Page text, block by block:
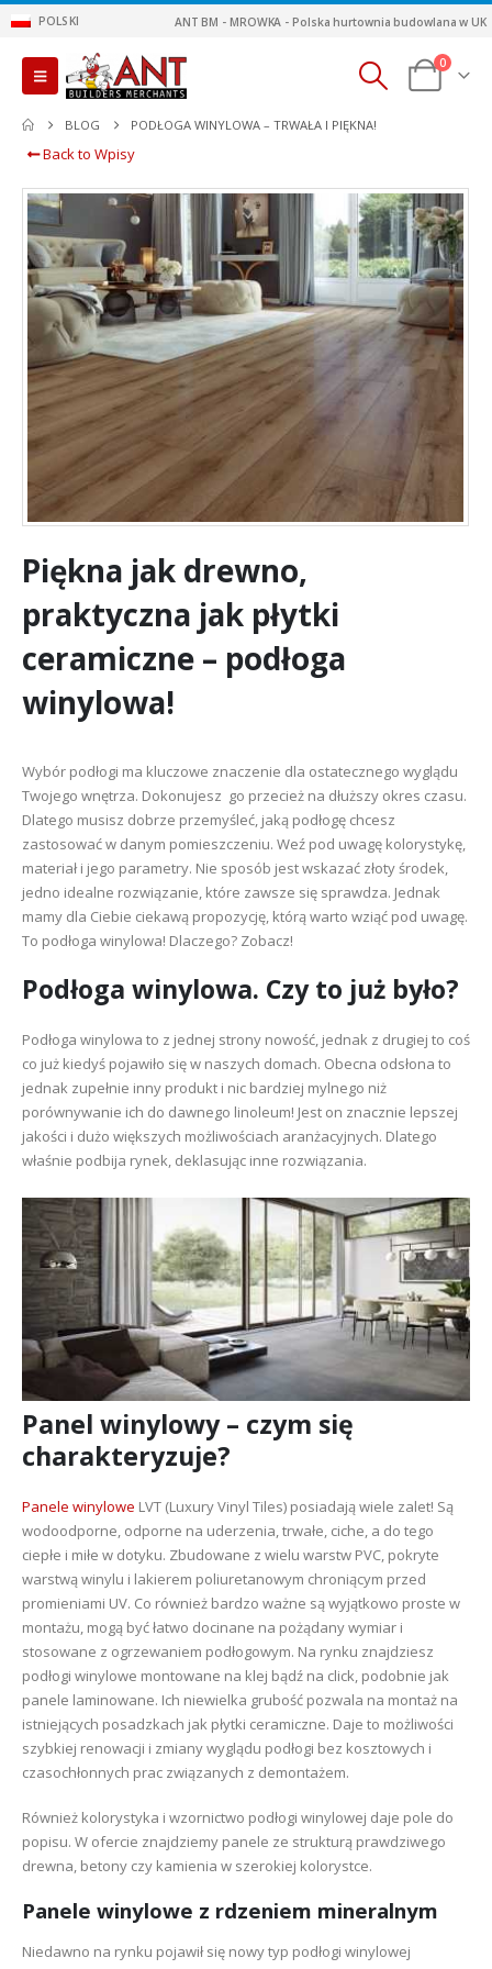
POLSKI ANT BM - MROWKA - Polska hurtownia budowlana w UK
0
BLOG PODŁOGA WINYLOWA – TRWAŁA I PIĘKNA!
Back to Wpisy
Piękna jak drewno,
praktyczna jak płytki
ceramiczne – podłoga
winylowa!
Wybór podłogi ma kluczowe znaczenie dla ostatecznego wyglądu
Twojego wnętrza. Dokonujesz go przecież na dłuższy okres czasu.
Dlatego musisz dobrze przemyśleć, jaką podłogę chcesz
zastosować w danym pomieszczeniu. Weź pod uwagę kolorystykę,
materiał i jego parametry. Nie sposób jest wskazać złoty środek,
jedno idealne rozwiązanie, które zawsze się sprawdza. Jednak
mamy dla Ciebie ciekawą propozycję, którą warto wziąć pod uwagę.
To podłoga winylowa! Dlaczego? Zobacz!
Podłoga winylowa. Czy to już było?
Podłoga winylowa to z jednej strony nowość, jednak z drugiej to coś
co już kiedyś pojawiło się w naszych domach. Obecna odsłona to
jednak zupełnie inny produkt i nic bardziej mylnego niż
porównywanie ich do dawnego linoleum! Jest on znacznie lepszej
jakości i dużo większych możliwościach aranżacyjnych. Dlatego
właśnie podbija rynek, deklasując inne rozwiązania.
Panel winylowy – czym się
charakteryzuje?
Panele winylowe LVT (Luxury Vinyl Tiles) posiadają wiele zalet! Są
wodoodporne, odporne na uderzenia, trwałe, ciche, a do tego
ciepłe i miłe w dotyku. Zbudowane z wielu warstw PVC, pokryte
warstwą winylu i lakierem poliuretanowym chroniącym przed
promieniami UV. Co również bardzo ważne są wyjątkowo proste w
montażu, mogą być łatwo docinane na pożądany wymiar i
stosowane z ogrzewaniem podłogowym. Na rynku znajdziesz
podłogi winylowe montowane na klej bądź na click, podobnie jak
panele laminowane. Ich niewielka grubość pozwala na montaż na
istniejących posadzkach jak płytki ceramiczne. Daje to możliwości
szybkiej renowacji i zmiany wyglądu podłogi bez kosztowych i
czasochłonnych prac związanych z demontażem.
Również kolorystyka i wzornictwo podłogi winylowej daje pole do
popisu. W ofercie znajdziemy panele ze strukturą prawdziwego
drewna, betony czy kamienia w szerokiej kolorystce.
Panele winylowe z rdzeniem mineralnym
Niedawno na rynku pojawił się nowy typ podłogi winylowej